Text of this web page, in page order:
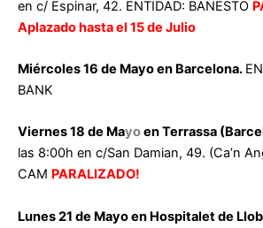
en c/ Espinar, 42. ENTIDAD: BANESTO
Aplazado hasta el 15 de Julio
Miércoles 16 de Mayo en Barcelona.
BANK
Viernes 18 de MayoenTerrassa
las 8:00h en c/San Damian, 49. (Ca’n
CAM PARALIZADO!
Lunes 21 de Mayo en Hospitalet de